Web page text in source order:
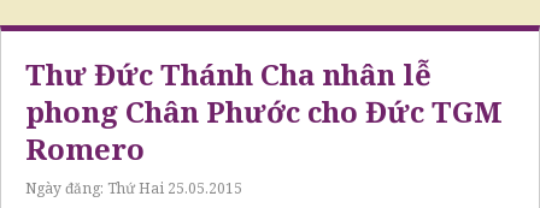
Thư Đức Thánh Cha nhân lễ
phong Chân Phước cho Đức TGM
Romero
Ngày đăng: Thứ Hai 25.05.2015